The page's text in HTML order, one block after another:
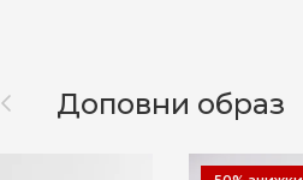
НазадДоповни образ